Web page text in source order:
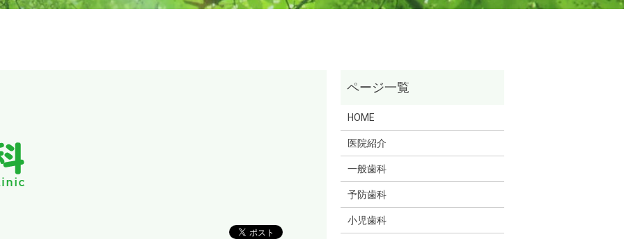
HOME
医院紹介
一般歯科
予防歯科
小児歯科